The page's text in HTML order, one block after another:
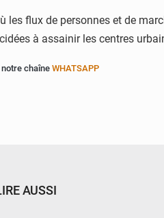
les flux de personnes et de
à assainir les centres
chaîne WHATSAPP
AUSSI